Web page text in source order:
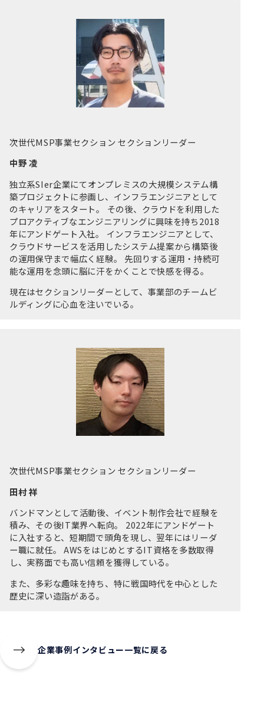
次世代MSP事業セクション セクションリーダー
中野 凌
独⽴系SIer企業にてオンプレミスの⼤規模システム構
築プロジェクトに参画し、インフラエンジニアとして
のキャリアをスタート。 その後、クラウドを利⽤した
プロアクティブなエンジニアリングに興味を持ち2018
年にアンドゲート⼊社。 インフラエンジニアとして、
クラウドサービスを活⽤したシステム提案から構築後
の運⽤保守まで幅広く経験。 先回りする運⽤・持続可
能な運⽤を念頭に脳に汗をかくことで快感を得る。
現在はセクションリーダーとして、事業部のチームビ
ルディングに⼼⾎を注いでいる。
次世代MSP事業セクション セクションリーダー
田村 祥
バンドマンとして活動後、イベント制作会社で経験を
積み、その後IT業界へ転向。 2022年にアンドゲート
に入社すると、短期間で頭角を現し、翌年にはリーダ
ー職に就任。 AWSをはじめとするIT資格を多数取得
し、実務面でも高い信頼を獲得している。
また、多彩な趣味を持ち、特に戦国時代を中心とした
歴史に深い造詣がある。
企業事例インタビュー一覧に戻る